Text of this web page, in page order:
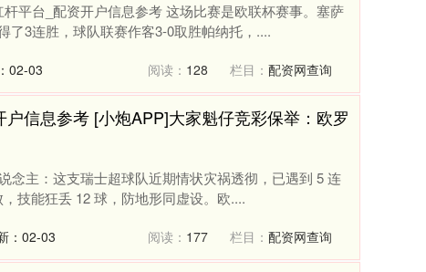
平台_配资开户信息参考 这场比赛是欧联杯赛事。塞萨
了3连胜，球队联赛作客3-0取胜帕纳托，....
02-03 阅读： 128 栏目： 配资网查询
信息参考 [小炮APP]大家魁仔竞彩保举：欧罗
念主：这支瑞士超球队近期情状灾祸透彻，已遇到 5 连
技能狂丢 12 球，防地形同虚设。欧....
：02-03 阅读： 177 栏目： 配资网查询